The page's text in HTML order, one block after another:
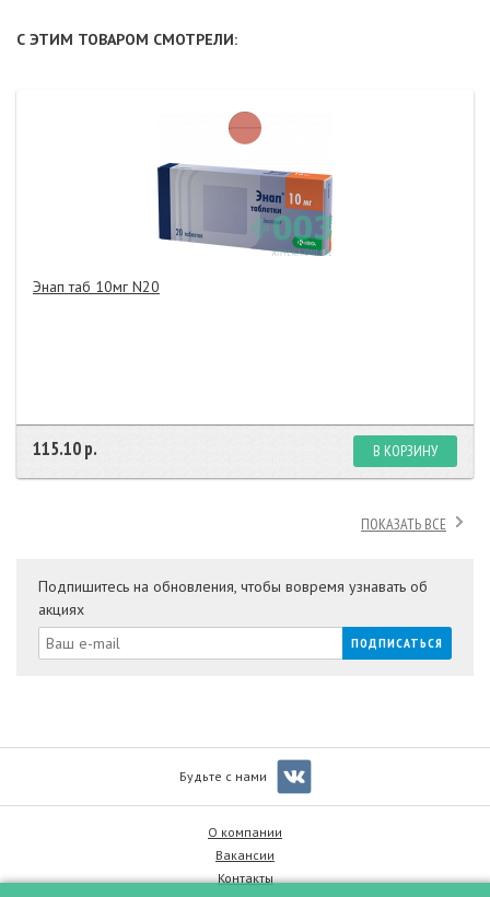
С ЭТИМ ТОВАРОМ СМОТРЕЛИ:
Энап таб 10мг N20
115.10 р. В КОРЗИНУ
ПОКАЗАТЬ ВСЕ
Подпишитесь на обновления, чтобы вовремя узнавать об
акциях
Будьте с нами
О компании
Вакансии
Контакты